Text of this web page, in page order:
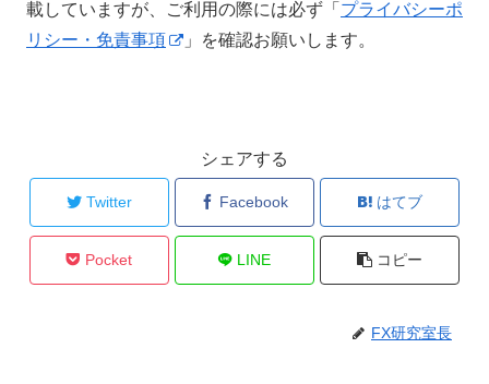
載していますが、ご利用の際には必ず「 プライバシーポ
リシー・免責事項
」を確認お願いします。
シェアする
Twitter Facebook はてブ
Pocket LINE コピー
FX研究室長